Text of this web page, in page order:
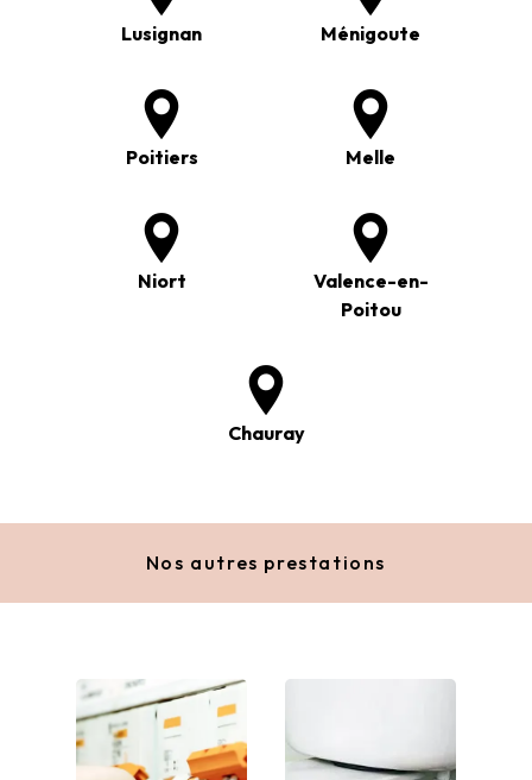
Lusignan Ménigoute
Poitiers Melle
Niort
Valence-en-
Poitou
Chauray
Nos autres prestations